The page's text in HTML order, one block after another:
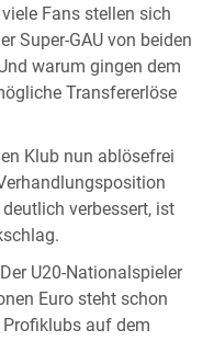
Fans stellen sich
Super-GAU von beiden
warum gingen dem
Transfererlöse
Klub nun ablösefrei
verbessert, ist
U20-Nationalspieler
Euro steht schon
auf dem